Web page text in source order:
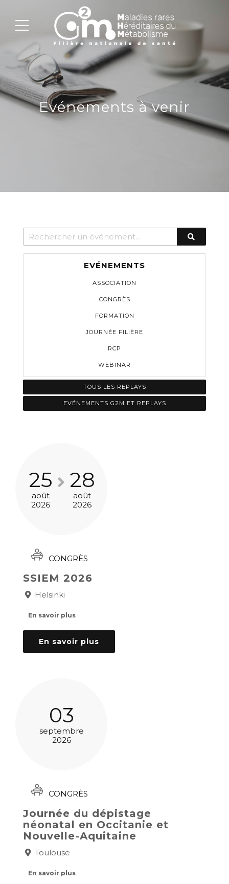
Evénements à venir
EVÉNEMENTS
ASSOCIATION
CONGRÈS
FORMATION
JOURNÉE FILIÈRE
RCP
WEBINAR
TOUS LES REPLAYS
EVÉNEMENTS G2M ET REPLAYS
25
août
2026
28
août
2026
CONGRÈS
SSIEM 2026
Helsinki
En savoir plus
En savoir plus
03
septembre
2026
CONGRÈS
Journée du dépistage
néonatal en Occitanie et
Nouvelle-Aquitaine
Toulouse
En savoir plus